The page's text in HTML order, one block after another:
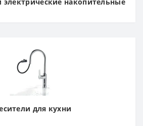
для кухни